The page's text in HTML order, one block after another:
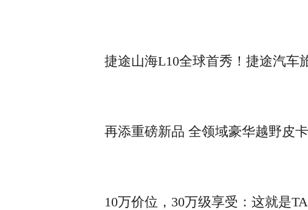
捷途山海L10全球首秀！捷途汽车
再添重磅新品 全领域豪华越野皮
10万价位，30万级享受：这就是